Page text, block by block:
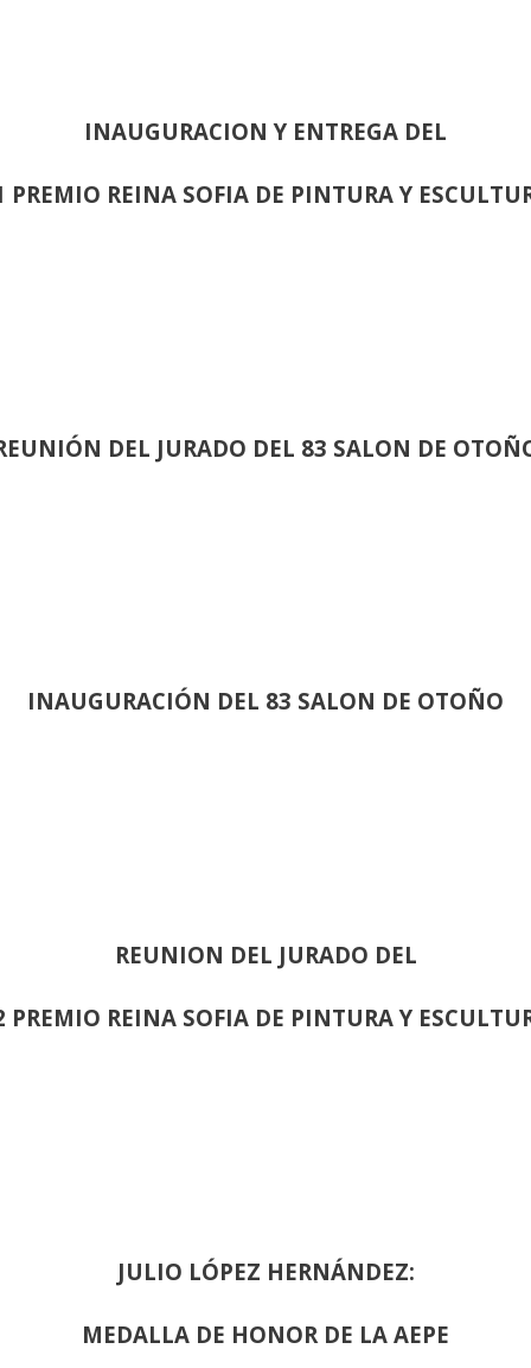
INAUGURACION Y ENTREGA DEL
PREMIO REINA SOFIA DE PINTURA Y
DEL JURADO DEL 83 SALON DE
INAUGURACIÓN DEL 83 SALON DE OTOÑO
REUNION DEL JURADO DEL
PREMIO REINA SOFIA DE PINTURA Y
JULIO LÓPEZ HERNÁNDEZ:
MEDALLA DE HONOR DE LA AEPE